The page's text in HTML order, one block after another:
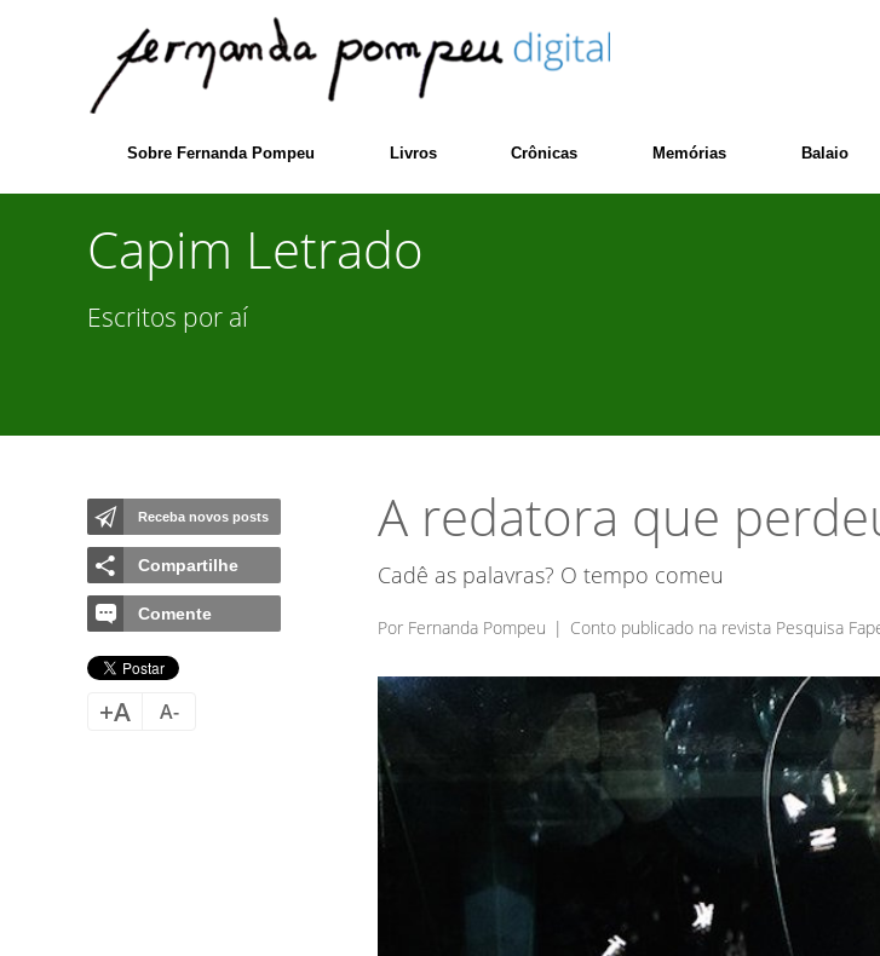
Sobre Fernanda Pompeu Livros Crônicas Memórias Balaio
Capim Letrado
Escritos por aí
Receba novos posts
Compartilhe
Comente
+A A-
A redatora que
Cadê as palavras? O tempo comeu
Por Fernanda Pompeu Conto publicado na revista Pesquisa